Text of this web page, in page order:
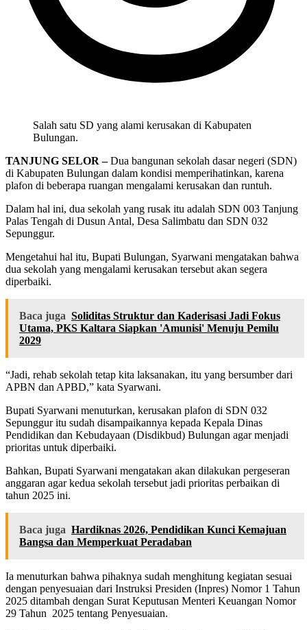
Salah satu SD yang alami kerusakan di Kabupaten
Bulungan.
TANJUNG SELOR –Dua bangunan sekolah dasar negeri (SDN)
di Kabupaten Bulungan dalam kondisi memperihatinkan, karena
plafon di beberapa ruangan mengalami kerusakan dan runtuh.
Dalam hal ini, dua sekolah yang rusak itu adalah SDN 003 Tanjung
Palas Tengah di Dusun Antal, Desa Salimbatu dan SDN 032
Sepunggur.
Mengetahui hal itu, Bupati Bulungan, Syarwani mengatakan bahwa
dua sekolah yang mengalami kerusakan tersebut akan segera
diperbaiki.
Baca juga Soliditas Struktur dan Kaderisasi Jadi Fokus
Utama, PKS Kaltara Siapkan 'Amunisi' Menuju Pemilu
2029
“Jadi, rehab sekolah tetap kita laksanakan, itu yang bersumber dari
APBN dan APBD,” kata Syarwani.
Bupati Syarwani menuturkan, kerusakan plafon di SDN 032
Sepunggur itu sudah disampaikannya kepada Kepala Dinas
Pendidikan dan Kebudayaan (Disdikbud) Bulungan agar menjadi
prioritas untuk diperbaiki.
Bahkan, Bupati Syarwani mengatakan akan dilakukan pergeseran
anggaran agar kedua sekolah tersebut jadi prioritas perbaikan di
tahun 2025 ini.
Baca juga Hardiknas 2026, Pendidikan Kunci Kemajuan
Bangsa dan Memperkuat Peradaban
Ia menuturkan bahwa pihaknya sudah menghitung kegiatan sesuai
dengan penyesuaian dari Instruksi Presiden (Inpres) Nomor 1 Tahun
2025 ditambah dengan Surat Keputusan Menteri Keuangan Nomor
29 Tahun 2025 tentang Penyesuaian.